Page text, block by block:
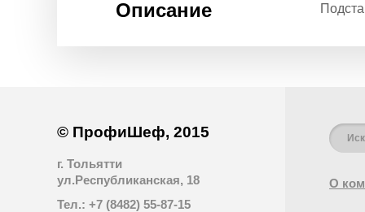
Описание
© ПрофиШеф, 2015
г. Тольятти
ул.Республиканская, 18
Тел.: +7 (8482) 55-87-15
О